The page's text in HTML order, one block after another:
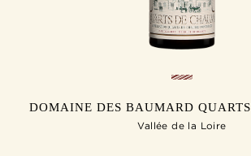
DOMAINE DES BAUMARD
Vallée de la Loire